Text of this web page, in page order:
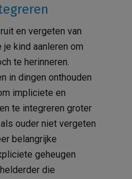
en vergeten van
kind aanleren om
te herinneren.
in dingen onthouden
impliciete en
te integreren groter
ouder niet vergeten
belangrijke
geheugen
die